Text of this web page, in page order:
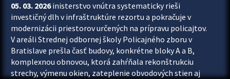
05. 03. 2026inisterstvo vnútra systematicky rieši
investičný dlh v infraštruktúre rezortu a pokračuje v
modernizácii priestorov určených na prípravu policajtov.
V areáli Strednej odbornej školy Policajného zboru v
Bratislave prešla časť budovy, konkrétne bloky A a B,
komplexnou obnovou, ktorá zahŕňala rekonštrukciu
strechy, výmenu okien, zateplenie obvodových stien aj